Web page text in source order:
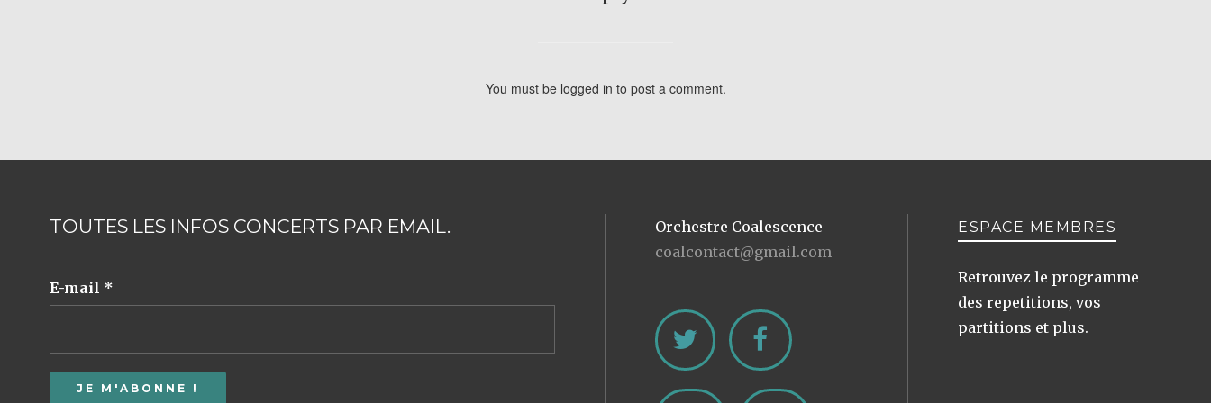
You must be logged in to post a comment.
TOUTES LES INFOS CONCERTS PAR EMAIL.
E-mail *
Orchestre Coalescence
coalcontact@gmail.com
ESPACE MEMBRES
Retrouvez le programme
des repetitions, vos
partitions et plus.